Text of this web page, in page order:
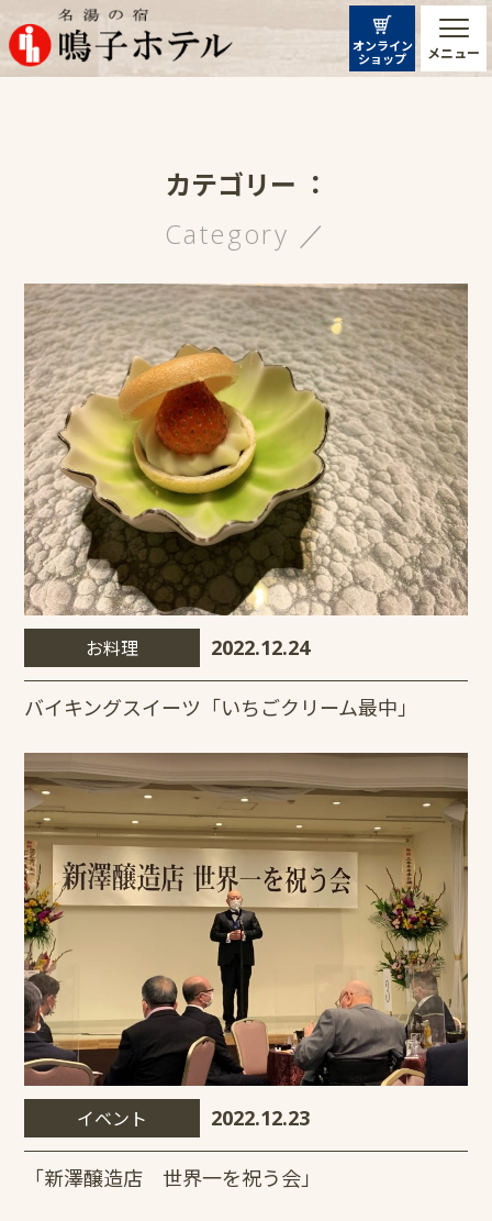
メニュー
オンライン
ショップ
カテゴリー ：
Category ／
お料理 2022.12.24
バイキングスイーツ「いちごクリーム最中」
イベント 2022.12.23
「新澤醸造店 世界一を祝う会」